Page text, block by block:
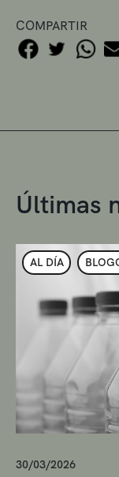
COMPARTIR
Últimas
AL DÍA
30/03/2026